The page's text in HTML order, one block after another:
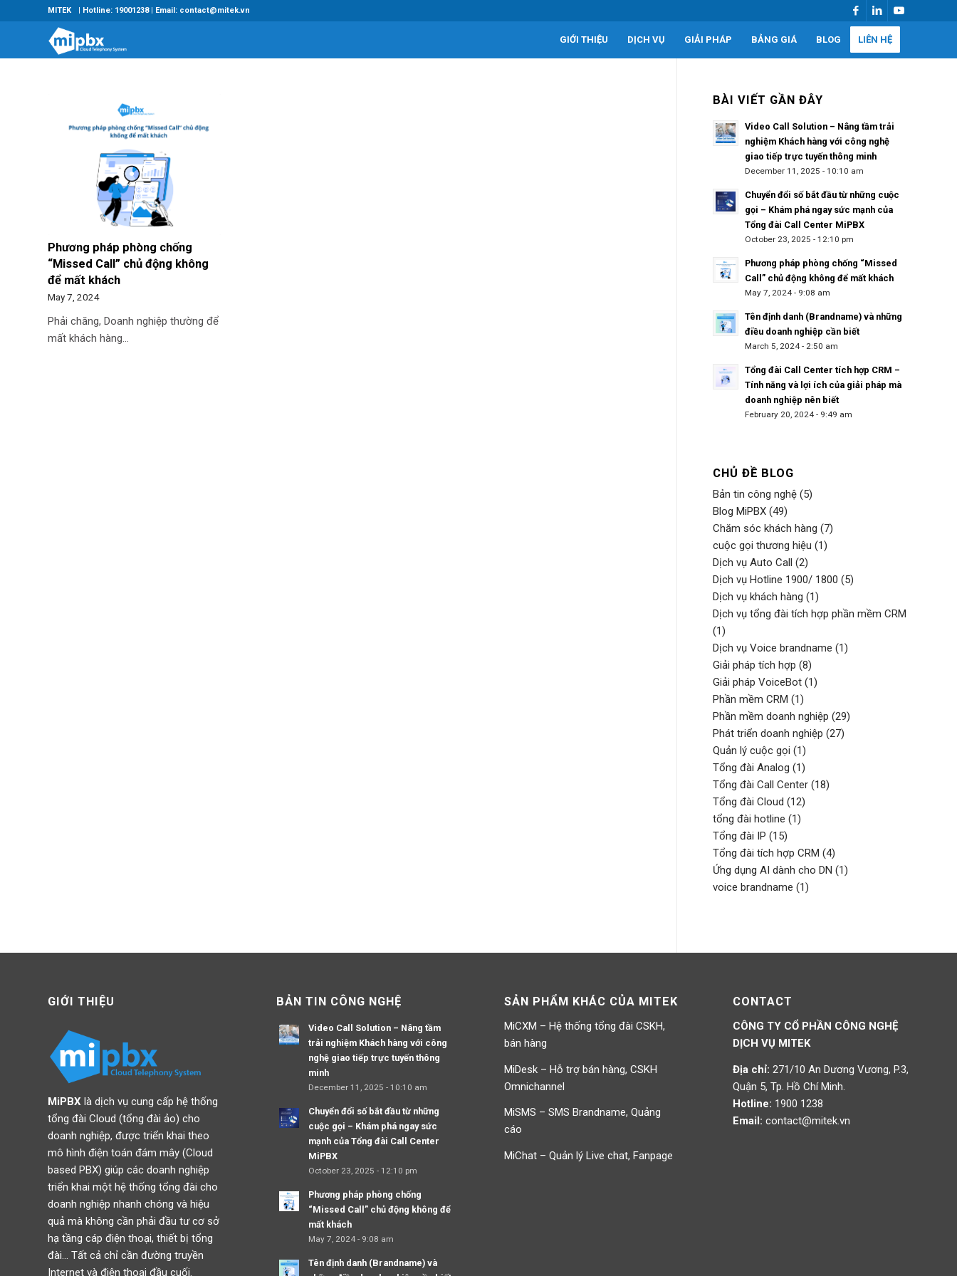
MITEK | Hotline: 19001238 | Email: contact@mitek.vn
GIỚI THIỆU DỊCH VỤ GIẢI PHÁP BẢNG GIÁ BLOG LIÊN HỆ
Phương pháp phòng chống
“Missed Call” chủ động không
để mất khách
May 7, 2024
Phải chăng, Doanh nghiệp thường để
mất khách hàng…
BÀI VIẾT GẦN ĐÂY
Video Call Solution – Nâng tầm trải
nghiệm Khách hàng với công nghệ
giao tiếp trực tuyến thông minh
December 11, 2025 - 10:10 am
Chuyển đổi số bắt đầu từ những cuộc
gọi – Khám phá ngay sức mạnh của
Tổng đài Call Center MiPBX
October 23, 2025 - 12:10 pm
Phương pháp phòng chống “Missed
Call” chủ động không để mất khách
May 7, 2024 - 9:08 am
Tên định danh (Brandname) và những
điều doanh nghiệp cần biết
March 5, 2024 - 2:50 am
Tổng đài Call Center tích hợp CRM –
Tính năng và lợi ích của giải pháp mà
doanh nghiệp nên biết
February 20, 2024 - 9:49 am
CHỦ ĐỀ BLOG
Bản tin công nghệ (5)
Blog MiPBX (49)
Chăm sóc khách hàng (7)
cuộc gọi thương hiệu (1)
Dịch vụ Auto Call (2)
Dịch vụ Hotline 1900/ 1800 (5)
Dịch vụ khách hàng (1)
Dịch vụ tổng đài tích hợp phần mềm CRM
(1)
Dịch vụ Voice brandname (1)
Giải pháp tích hợp (8)
Giải pháp VoiceBot (1)
Phần mềm CRM (1)
Phần mềm doanh nghiệp (29)
Phát triển doanh nghiệp (27)
Quản lý cuộc gọi (1)
Tổng đài Analog (1)
Tổng đài Call Center (18)
Tổng đài Cloud (12)
tổng đài hotline (1)
Tổng đài IP (15)
Tổng đài tích hợp CRM (4)
Ứng dụng AI dành cho DN (1)
voice brandname (1)
GIỚI THIỆU
MiPBX là dịch vụ cung cấp hệ thống
tổng đài Cloud (tổng đài ảo) cho
doanh nghiệp, được triển khai theo
mô hình điện toán đám mây (Cloud
based PBX) giúp các doanh nghiệp
triển khai một hệ thống tổng đài cho
doanh nghiệp nhanh chóng và hiệu
quả mà không cần phải đầu tư cơ sở
hạ tầng cáp điện thoại, thiết bị tổng
đài… Tất cả chỉ cần đường truyền
Internet và điện thoại đầu cuối.
BẢN TIN CÔNG NGHỆ
Video Call Solution – Nâng tầm
trải nghiệm Khách hàng với công
nghệ giao tiếp trực tuyến thông
minh
December 11, 2025 - 10:10 am
Chuyển đổi số bắt đầu từ những
cuộc gọi – Khám phá ngay sức
mạnh của Tổng đài Call Center
MiPBX
October 23, 2025 - 12:10 pm
Phương pháp phòng chống
“Missed Call” chủ động không để
mất khách
May 7, 2024 - 9:08 am
Tên định danh (Brandname) và
SẢN PHẨM KHÁC CỦA MITEK
MiCXM – Hệ thống tổng đài CSKH,
bán hàng
MiDesk – Hỗ trợ bán hàng, CSKH
Omnichannel
MiSMS – SMS Brandname, Quảng
cáo
MiChat – Quản lý Live chat, Fanpage
CONTACT
CÔNG TY CỔ PHẦN CÔNG NGHỆ
DỊCH VỤ MITEK
Địa chỉ: 271/10 An Dương Vương, P.3,
Quận 5, Tp. Hồ Chí Minh.
Hotline: 1900 1238
Email: contact@mitek.vn